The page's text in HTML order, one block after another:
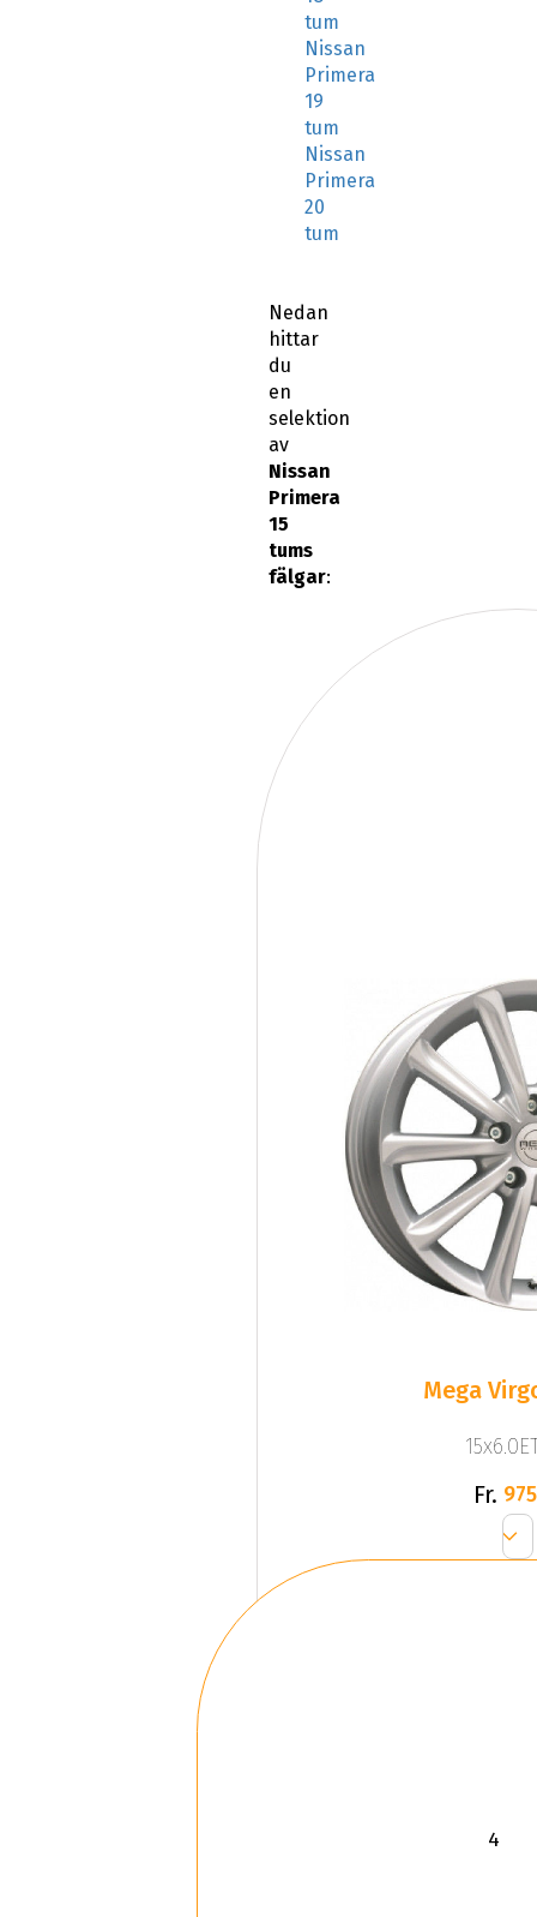
tum
Nissan
Primera
19
tum
Nissan
Primera
20
tum
Nedan
hittar
du
en
selektion
av
Nissan
Primera
15
tums
fälgar:
Mega
Fr.